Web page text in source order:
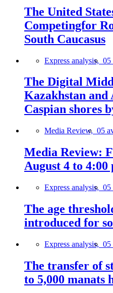
The United
Competingfor
South Caucasus
Express analysis, 05
The Digital
Kazakhstan
Caspian shores
Media Review, 05
Media Review:
August 4 to 4:00
Express analysis, 05
The age
introduced for
Express analysis, 05
The transfer of
to 5,000 manats